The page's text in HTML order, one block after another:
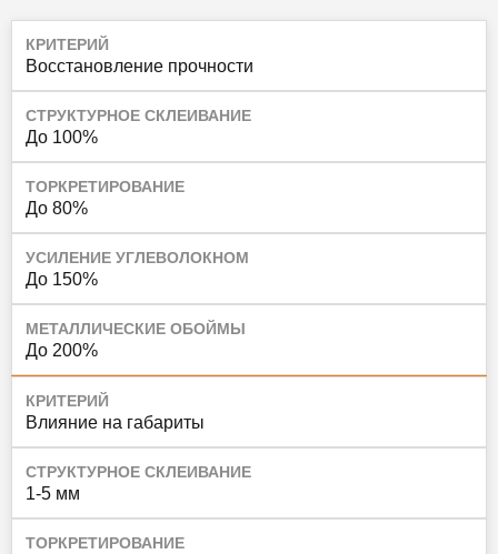
КРИТЕРИЙ
Восстановление прочности
СТРУКТУРНОЕ СКЛЕИВАНИЕ
До 100%
ТОРКРЕТИРОВАНИЕ
До 80%
УСИЛЕНИЕ УГЛЕВОЛОКНОМ
До 150%
МЕТАЛЛИЧЕСКИЕ ОБОЙМЫ
До 200%
КРИТЕРИЙ
Влияние на габариты
СТРУКТУРНОЕ СКЛЕИВАНИЕ
1-5 мм
ТОРКРЕТИРОВАНИЕ